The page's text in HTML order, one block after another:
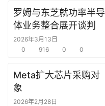
研
创
投
罗姆与东芝就功率半导
体业务整合展开谈判
2026年3月13日
0
916 0 0
Meta扩大芯片采购对
象
2026年2月28日